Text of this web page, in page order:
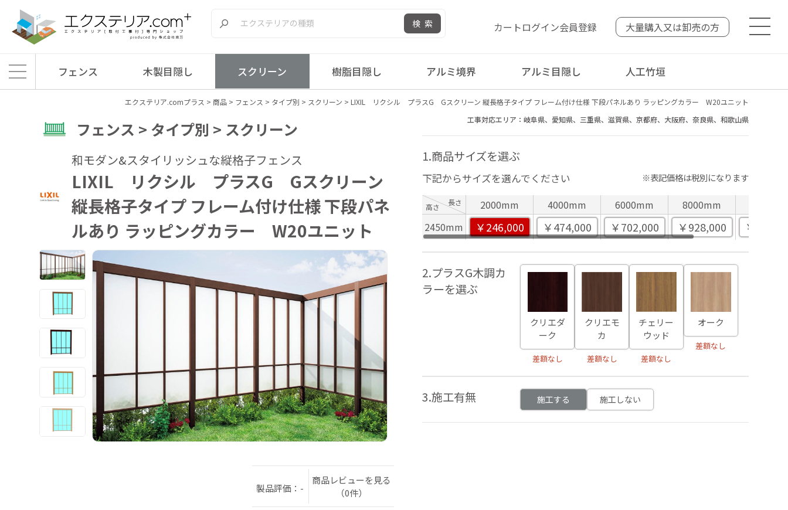
検索 カートログイン会員登録 大量購入又は卸売の方
フェンス 木製目隠し スクリーン 樹脂目隠し アルミ境界 アルミ目隠し 人工竹垣
エクステリア.comプラス > 商品> フェンス > タイプ別 > スクリーン > LIXIL リクシル プラスG Gスクリーン 縦長格子タイプ フレーム付け仕様 下段パネルあり ラッピングカラー W20ユニット
フェンス > タイプ別 > スクリーン
和モダン&スタイリッシュな縦格子フェンス
LIXIL リクシル プラスG Gスクリーン
縦長格子タイプ フレーム付け仕様 下段パネ
ルあり ラッピングカラー W20ユニット
製品評価：-
商品レビューを見る
（0件）
工事対応エリア：岐阜県、愛知県、三重県、滋賀県、京都府、大阪府、奈良県、和歌山県
1.商品サイズを選ぶ
下記からサイズを選んでください ※表記価格は税別になります
高さ 長さ 2000mm 4000mm 6000mm 8000mm
2450mm
￥246,000 ￥474,000 ￥702,000 ￥928,000 ￥
2.プラスG木調カ
ラーを選ぶ
クリエダ
ーク
差額なし
クリエモ
カ
差額なし
チェリー
ウッド
差額なし
オーク
差額なし
3.施工有無 施工する 施工しない